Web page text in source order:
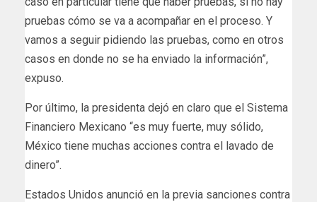
pruebas cómo se va a acompañar en el proceso. Y
vamos a seguir pidiendo las pruebas, como en otros
casos en donde no se ha enviado la información”,
expuso.
Por último, la presidenta dejó en claro que el Sistema
Financiero Mexicano “es muy fuerte, muy sólido,
México tiene muchas acciones contra el lavado de
dinero”.
Estados Unidos anunció en la previa sanciones contra